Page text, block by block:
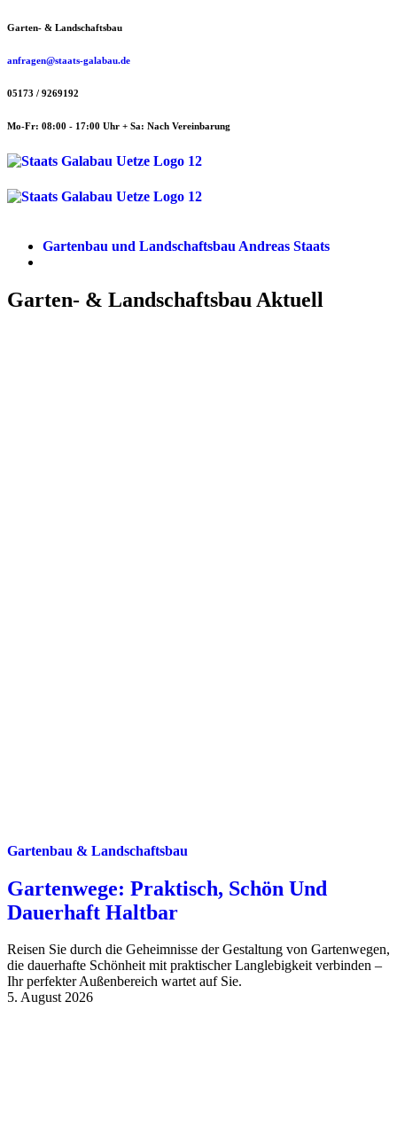
Zum
springen
Garten- & Landschaftsbau
anfragen@staats-galabau.de
05173 / 9269192
Mo-Fr: 08:00 - 17:00 Uhr + Sa: Nach Vereinbarung
Gartenbau und Landschaftsbau Andreas Staats
Garten- & Landschaftsbau Aktuell
Gartenbau & Landschaftsbau
Gartenwege: Praktisch, Schön Und
Dauerhaft Haltbar
Reisen Sie durch die Geheimnisse der Gestaltung von Gartenwegen,
die dauerhafte Schönheit mit praktischer Langlebigkeit verbinden –
Ihr perfekter Außenbereich wartet auf Sie.
5. August 2026